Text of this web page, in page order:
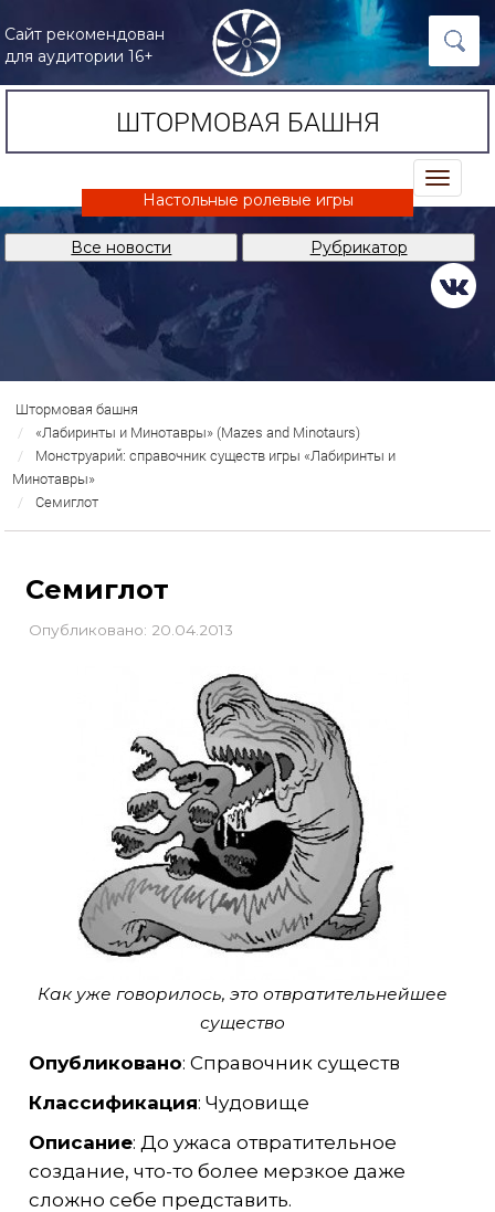
Сайт рекомендован
для аудитории 16+
ШТОРМОВАЯ БАШНЯ
trk
Настольные ролевые игры
Все новости Рубрикатор
Штормовая башня
«Лабиринты и Минотавры» (Mazes and Minotaurs)
Монструарий: справочник существ игры «Лабиринты и
Минотавры»
Семиглот
Семиглот
Опубликовано: 20.04.2013
Как уже говорилось, это отвратительнейшее
существо
Опубликовано: Справочник существ
Классификация: Чудовище
Описание: До ужаса отвратительное
создание, что-то более мерзкое даже
сложно себе представить.